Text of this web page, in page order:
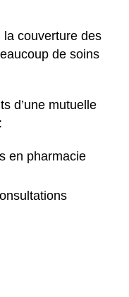
la couverture des
de soins
d’une mutuelle
en pharmacie